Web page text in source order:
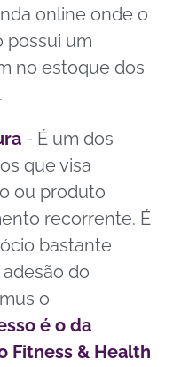
online onde o
possui um
no estoque dos
- É um dos
que visa
ou produto
recorrente. É
bastante
do
o
é o da
Fitness & Health